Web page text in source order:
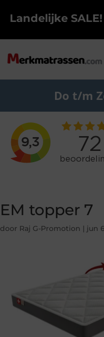
Landelijke SALE!
Do t/m
EM topper 7
door Raj G-Promotion | jun